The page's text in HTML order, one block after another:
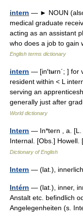
intern — ► NOUN
medical graduate
acting as an assistant
who does a job to
English terms dictionary
intern — [in′tʉrn΄; ] for
resident within < L
serving an
generally just after
World dictionary
Intern — In*tern , a. [L.
Internal. [Obs.]
Dictionary of English
Intern — (lat.),
Intérn — (lat.), inner,
Anstalt etc. befindlich
Angelegenheiten (s.